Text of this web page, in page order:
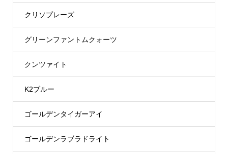
クリソプレーズ
グリーンファントムクォーツ
クンツァイト
K2ブルー
ゴールデンタイガーアイ
ゴールデンラブラドライト